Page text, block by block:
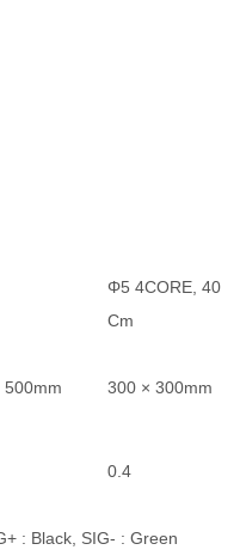
Φ5 4CORE, 40
Cm
500mm 300 × 300mm
0.4
: Black, SIG- : Green